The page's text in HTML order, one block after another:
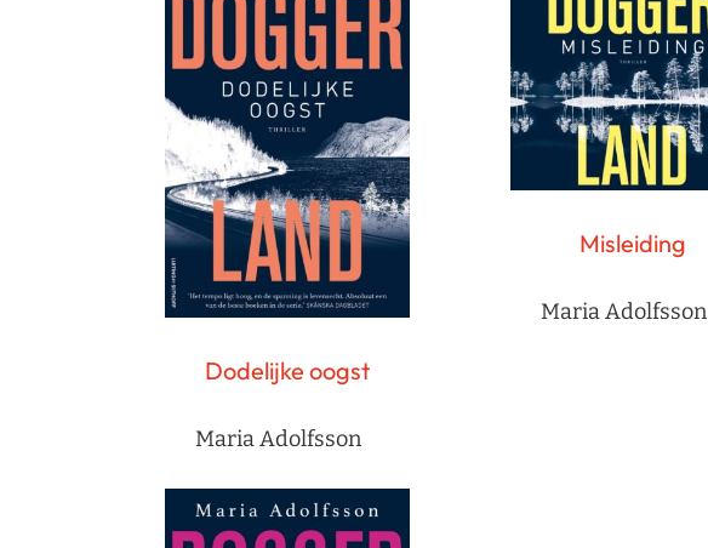
Dodelijke oogst
Maria Adolfsson
Misleiding
Maria Adolfsson